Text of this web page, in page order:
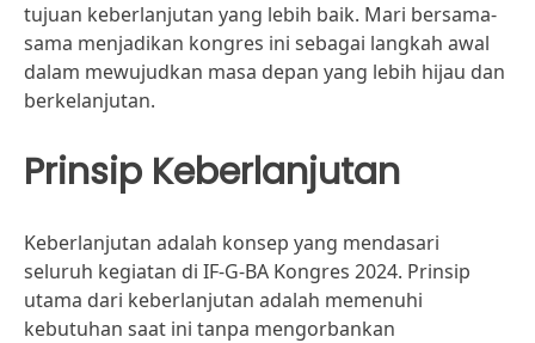
tujuan keberlanjutan yang lebih baik. Mari bersama-
sama menjadikan kongres ini sebagai langkah awal
dalam mewujudkan masa depan yang lebih hijau dan
berkelanjutan.
Prinsip Keberlanjutan
Keberlanjutan adalah konsep yang mendasari
seluruh kegiatan di IF-G-BA Kongres 2024. Prinsip
utama dari keberlanjutan adalah memenuhi
kebutuhan saat ini tanpa mengorbankan